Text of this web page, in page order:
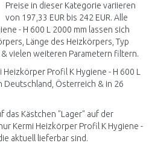
Preise in dieser Kategorie variieren
von 197,33 EUR bis 242 EUR. Alle
- H 600 L 2000 mm lassen sich
Länge des Heizkörpers, Typ
vielen weiteren Parametern filtern.
Profil K Hygiene - H 600 L
Deutschland, Österreich & in 26
das Kästchen "Lager" auf der
Kermi Heizkörper Profil K Hygiene -
aktuell lieferbar sind.